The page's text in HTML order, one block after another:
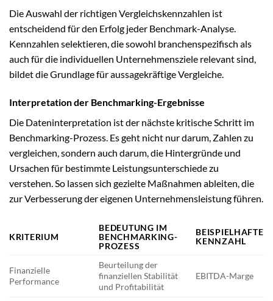
Die Auswahl der richtigen Vergleichskennzahlen ist
entscheidend für den Erfolg jeder Benchmark-Analyse.
Kennzahlen selektieren, die sowohl branchenspezifisch als
auch für die individuellen Unternehmensziele relevant sind,
bildet die Grundlage für aussagekräftige Vergleiche.
Interpretation der Benchmarking-Ergebnisse
Die Dateninterpretation ist der nächste kritische Schritt im
Benchmarking-Prozess. Es geht nicht nur darum, Zahlen zu
vergleichen, sondern auch darum, die Hintergründe und
Ursachen für bestimmte Leistungsunterschiede zu
verstehen. So lassen sich gezielte Maßnahmen ableiten, die
zur Verbesserung der eigenen Unternehmensleistung führen.
KRITERIUM
BEDEUTUNG IM
BENCHMARKING-
PROZESS
BEISPIELHAFTE
KENNZAHL
Finanzielle
Performance
Beurteilung der
finanziellen Stabilität
und Profitabilität
EBITDA-Marge